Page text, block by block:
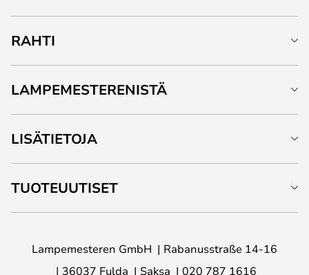
RAHTI
LAMPEMESTERENISTÄ
LISÄTIETOJA
TUOTEUUTISET
Lampemesteren GmbH
Rabanusstraße 14-16
36037 Fulda
Saksa 020 787 1616